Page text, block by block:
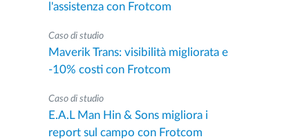
l'assistenza con Frotcom
Caso di studio
Maverik Trans: visibilità migliorata e
-10% costi con Frotcom
Caso di studio
E.A.L Man Hin & Sons migliora i
report sul campo con Frotcom